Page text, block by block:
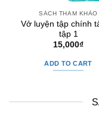
SÁCH THAM KHẢO
Vở luyện tập chính
tập 1
15,000₫
ADD TO CART